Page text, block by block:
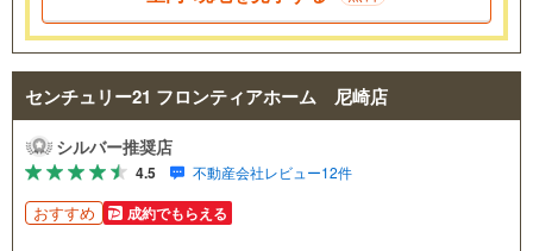
センチュリー21 フロンティアホーム 尼崎店
シルバー推奨店
4.5 不動産会社レビュー12件
おすすめ 成約でもらえる